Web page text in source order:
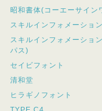
昭和書体(コーエーサイン
スキルインフォメーショ
スキルインフォメーショ
パス)
セイビフォント
清和堂
ヒラギノフォント